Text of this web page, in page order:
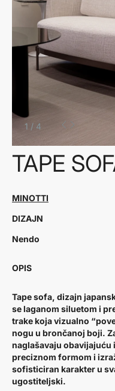
1 / 4
TAPE
MINOTTI
DIZAJN
Nendo
OPIS
Tape sofa, dizajn
se laganom siluetom i
trake koja vizualno
nogu u brončanoj boji.
naglašavaju obavijajuću
preciznom formom i
sofisticiran karakter u
ugostiteljski.